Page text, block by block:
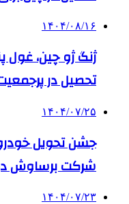
۱۴۰۴/۰۸/۱۶
ژنگ ژو چین، غول
تحصیل در
۱۴۰۴/۰۷/۲۵
جشن تحویل
شرکت برساوش در
۱۴۰۴/۰۷/۲۳